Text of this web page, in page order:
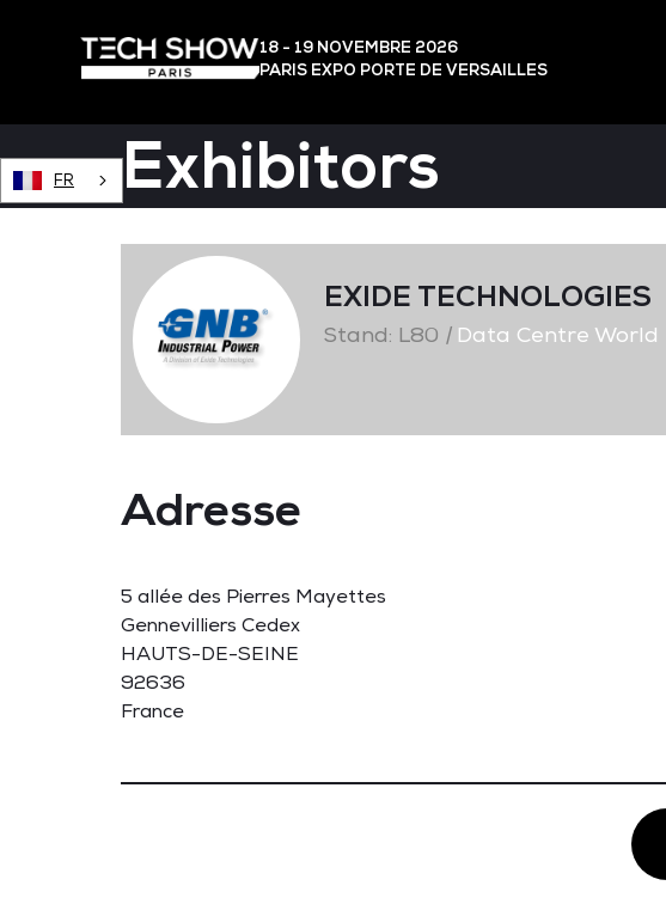
18 - 19 NOVEMBRE 2026
PARIS EXPO PORTE DE VERSAILLES
FR Exhibitors
EXIDE TECHNOLOGIES
Stand: L80 |Data Centre World
Adresse
5 allée des Pierres Mayettes
Gennevilliers Cedex
HAUTS-DE-SEINE
92636
France